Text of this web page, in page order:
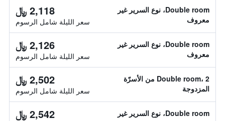
Double room، نوع السرير غير
معروف
2,118 ﷼
سعر الليلة شامل الرسوم
Double room، نوع السرير غير
معروف
2,126 ﷼
سعر الليلة شامل الرسوم
Double room، 2 من الأسرّة
المزدوجة
2,502 ﷼
سعر الليلة شامل الرسوم
Double room، نوع السرير غير
2,542 ﷼